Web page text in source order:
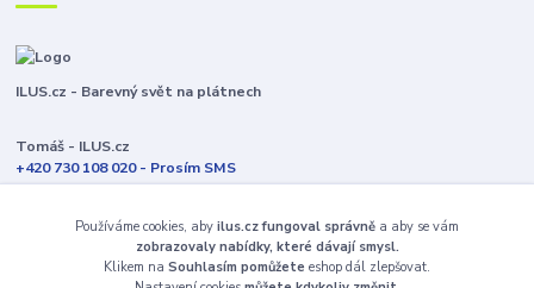
ILUS.cz - Barevný svět na plátnech
Tomáš - ILUS.cz
+420 730 108 020 - Prosím SMS
Jsme většinu času ve výrobě
info@ilus.cz
Používáme cookies, aby ilus.cz fungoval správně a aby se vám
zobrazovaly nabídky, které dávají smysl.
Klikem na Souhlasím pomůžete eshop dál zlepšovat.